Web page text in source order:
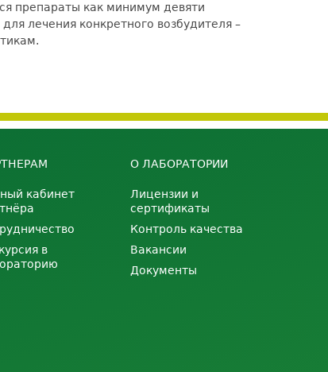
препараты как минимум девяти
лечения конкретного возбудителя –
кабинет
в
О ЛАБОРАТОРИИ
Лицензии и
сертификаты
Контроль качества
Вакансии
Документы